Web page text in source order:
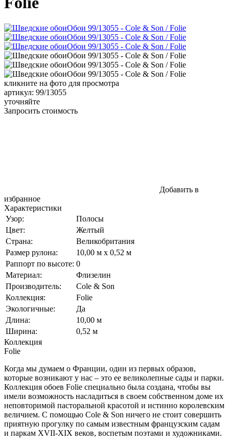
кликните на фото для просмотра
артикул: 99/13055
уточняйте
Запросить стоимость
Добавить в
избранное
Характеристики
Узор:
Полосы
Цвет:
Желтый
Страна:
Великобритания
Размер рулона:
10,00 м x 0,52 м
Раппорт по высоте: 0
Материал:
Флизелин
Производитель:
Cole & Son
Коллекция:
Folie
Экологичные:
Да
Длина:
10,00 м
Ширина:
0,52 м
Коллекция
Folie
Когда мы думаем о Франции, один из первых образов,
которые возникают у нас – это ее великолепные сады и парки.
Коллекция обоев Folie специально была создана, чтобы вы
имели возможность насладиться в своем собственном доме их
неповторимой пасторальной красотой и истинно королевским
величием. С помощью Cole & Son ничего не стоит совершить
приятную прогулку по самым известным французским садам
и паркам XVII-XIX веков, воспетым поэтами и художниками.